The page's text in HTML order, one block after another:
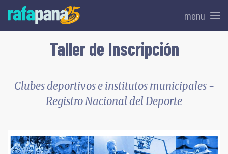
menu
Taller de Inscripción
Clubes deportivos e institutos municipales -
Registro Nacional del Deporte